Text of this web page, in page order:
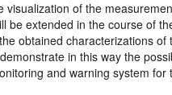
visualization of the
be extended in the course of
obtained characterizations of
in this way the
and warning system for